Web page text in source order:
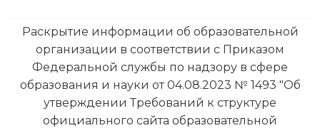
Раскрытие информации об образовательной
организации в соответствии с Приказом
Федеральной службы по надзору в сфере
образования и науки от 04.08.2023 № 1493 "Об
утверждении Требований к структуре
официального сайта образовательной